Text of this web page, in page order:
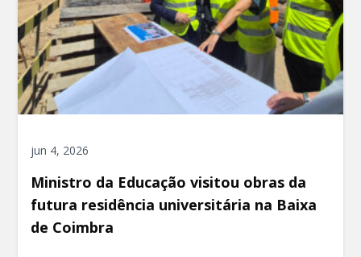
jun 4, 2026
Ministro da Educação visitou obras da
futura residência universitária na Baixa
de Coimbra